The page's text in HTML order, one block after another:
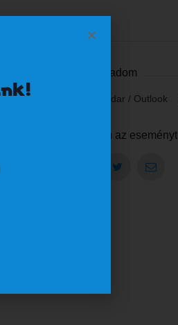
Szervező
Naptárhoz adom
iCalendar / Outlook
Megosztom az eseményt